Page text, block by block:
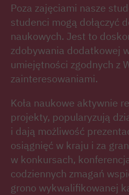
Poza zajęciami nasze
studenci mogą dołączyć
naukowych. Jest to
zdobywania dodatkowej
umiejętności zgodnych z
zainteresowaniami.
Koła naukowe aktywnie
projekty, popularyzują
i dają możliwość
osiągnięć w kraju i za
w konkursach,
codziennych zmagań
grono wykwalifikowanej